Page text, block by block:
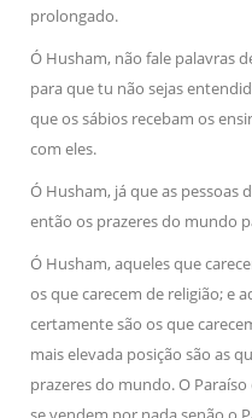
prolongado.
Ó Husham, não fale palavras
para que tu não sejas
que os sábios recebam os
com eles.
Ó Husham, já que as pessoas
então os prazeres do mundo
Ó Husham, aqueles que
os que carecem de religião; e
certamente são os que
mais elevada posição são as
prazeres do mundo. O